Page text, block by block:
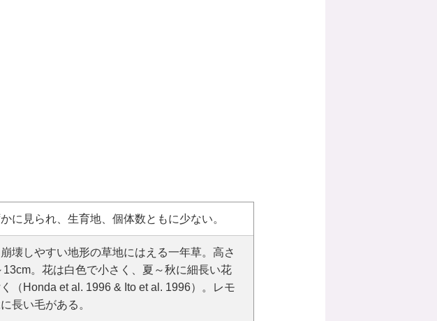
に見られ、生育地、個体数ともに少ない。
壊しやすい地形の草地にはえる一年草。高さ
。花は白色で小さく、夏～秋に細長い花
（Honda et al. 1996 & Ito et al. 1996）。レモ
長い毛がある。